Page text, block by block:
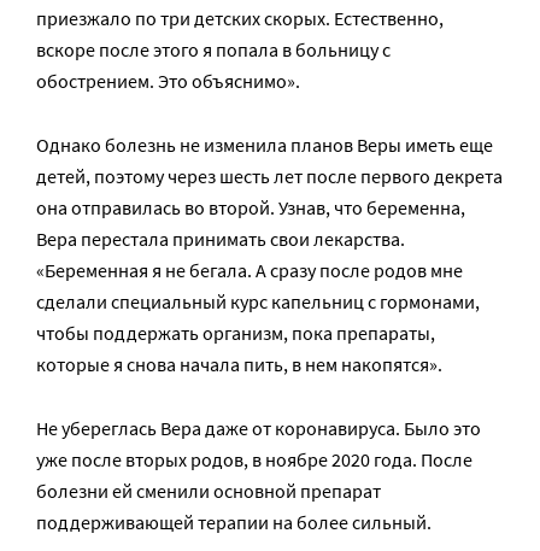
приезжало по три детских скорых. Естественно,
вскоре после этого я попала в больницу с
обострением. Это объяснимо».
Однако болезнь не изменила планов Веры иметь еще
детей, поэтому через шесть лет после первого декрета
она отправилась во второй. Узнав, что беременна,
Вера перестала принимать свои лекарства.
«Беременная я не бегала. А сразу после родов мне
сделали специальный курс капельниц с гормонами,
чтобы поддержать организм, пока препараты,
которые я снова начала пить, в нем накопятся».
Не убереглась Вера даже от коронавируса. Было это
уже после вторых родов, в ноябре 2020 года. После
болезни ей сменили основной препарат
поддерживающей терапии на более сильный.